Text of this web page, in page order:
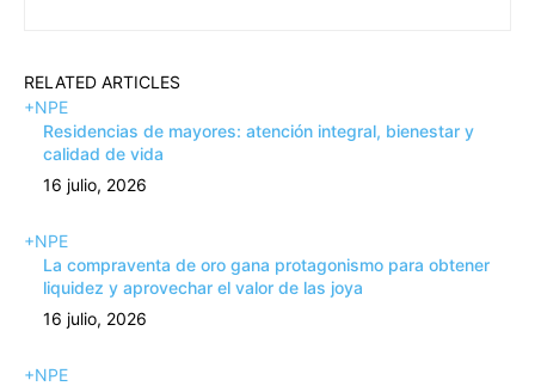
RELATED ARTICLES
+NPE
Residencias de mayores: atención integral, bienestar y
calidad de vida
16 julio, 2026
+NPE
La compraventa de oro gana protagonismo para obtener
liquidez y aprovechar el valor de las joya
16 julio, 2026
+NPE